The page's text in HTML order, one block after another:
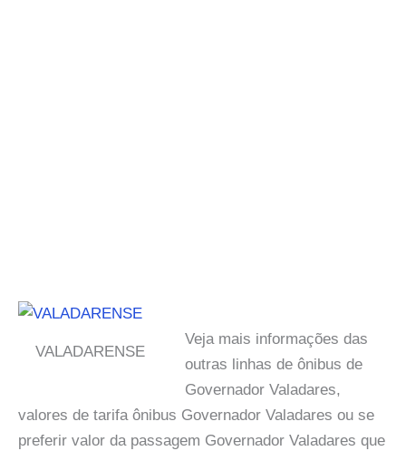
VALADARENSE
Veja mais informações das
outras linhas de ônibus de
Governador Valadares,
valores de tarifa ônibus Governador Valadares ou se
preferir valor da passagem Governador Valadares que